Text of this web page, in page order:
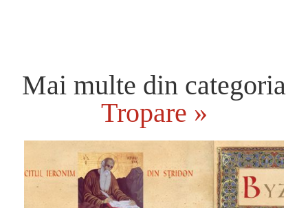
Mai multe din categoria
Tropare »